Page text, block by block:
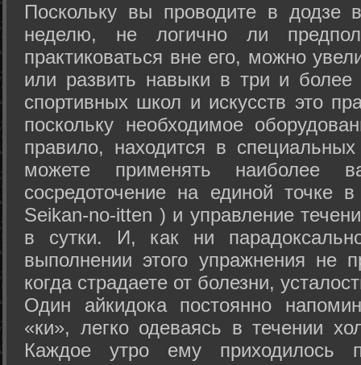
Поскольку вы проводите в додзе
неделю, не логично ли
практиковаться вне его, можно
или развить навыки в три и
спортивных школ и искусств это
поскольку необходимое
правило, находится в
можете применять наиболее
сосредоточение на единой точке
Seikan-­no-­itten ) и управление
в сутки. И, как ни
выполнении этого упражнения не
когда страдаете от болезни,
Один айкидока постоянно
«ки», легко одеваясь в течении
Каждое утро ему приходилось